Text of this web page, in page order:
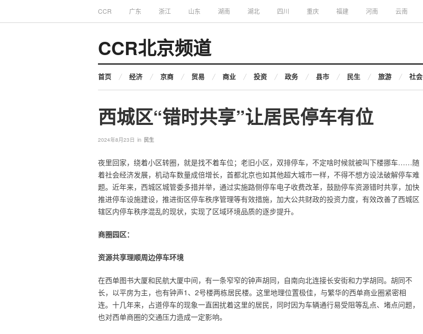
CCR 广东 浙江 山东 湖南 湖北 四川 重庆 福建 河南 云南
CCR北京频道
首页 经济 京商 贸易 商业 投资 政务 县市 民生 旅游 社会
西城区“错时共享”让居民停车有位
2024年8月23日 in 民生
夜里回家，绕着小区转圈，就是找不着车位；老旧小区，双排停车，不定啥时候就被叫下楼挪车……随
着社会经济发展，机动车数量成倍增长，首都北京也如其他超大城市一样，不得不想方设法破解停车难
题。近年来，西城区城管委多措并举，通过实施路侧停车电子收费改革，鼓励停车资源错时共享，加快
推进停车设施建设，推进街区停车秩序管理等有效措施，加大公共财政的投资力度，有效改善了西城区
辖区内停车秩序混乱的现状，实现了区域环境品质的逐步提升。
商圈园区：
资源共享理顺周边停车环境
在西单图书大厦和民航大厦中间，有一条窄窄的钟声胡同，自南向北连接长安街和力学胡同。胡同不
长，以平房为主，也有钟声1、2号楼两栋居民楼。这里地理位置极佳，与繁华的西单商业圈紧密相
连。十几年来，占道停车的现象一直困扰着这里的居民，同时因为车辆通行易受阻等乱点、堵点问题，
也对西单商圈的交通压力造成一定影响。